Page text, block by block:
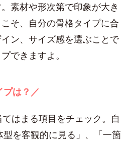
素材や形次第で印象が大き
そ、自分の骨格タイプに合
ン、サイズ感を選ぶことで
できますよ。
プは？／
はまる項目をチェック。自
を客観的に見る」、「一箇